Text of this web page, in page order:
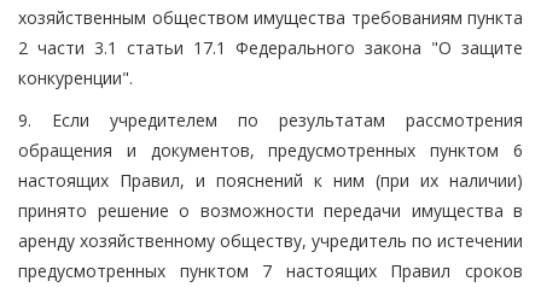
хозяйственным обществом имущества требованиям пункта
2 части 3.1 статьи 17.1 Федерального закона "О защите
конкуренции".
9. Если учредителем по результатам рассмотрения
обращения и документов, предусмотренных пунктом 6
настоящих Правил, и пояснений к ним (при их наличии)
принято решение о возможности передачи имущества в
аренду хозяйственному обществу, учредитель по истечении
предусмотренных пунктом 7 настоящих Правил сроков